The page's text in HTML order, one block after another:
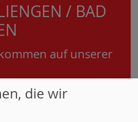
/ BAD
auf unserer
die wir